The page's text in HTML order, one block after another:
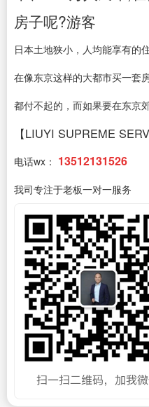
房子呢?游客
日本土地狭小，人均能享有的
在像东京这样的大都市买一套
都付不起的，而如果要在东京
【LIUYI SUPREME
电话wx： 13512131526
我司专注于老板一对一服务